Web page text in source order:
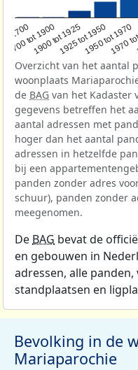
1700
1700 tot 1900
1900 tot 19251925 tot 19501950 tot 1970
1970
Overzicht van het aantal
woonplaats
de BAG van het Kadaster
gegevens betreffen het
aantal adressen met
hoger dan het aantal
adressen in hetzelfde
bij een
panden zonder adres
schuur), panden zonder
meegenomen.
De BAG bevat de
en gebouwen in
adressen, alle
standplaatsen en
Bevolking in de
Mariaparochie